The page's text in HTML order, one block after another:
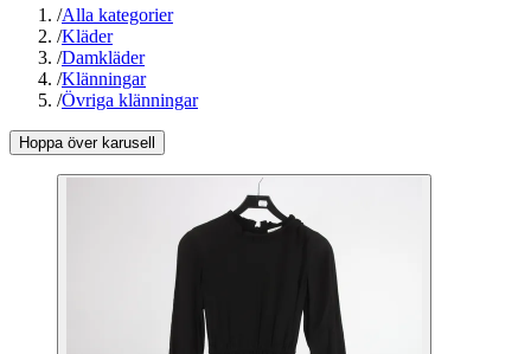
/Alla kategorier
/Kläder
/Damkläder
/Klänningar
/Övriga klänningar
Hoppa över karusell